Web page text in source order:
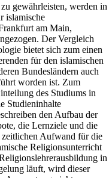
gewährleisten, werden in
islamische
am Main,
Der Vergleich
bietet sich zum einen
für den islamischen
Bundesländern auch
worden ist. Zum
des Studiums in
Studieninhalte
den Aufbau der
die Lernziele und die
zeitlichen Aufwand für die
Religionsunterricht
in
läuft, wird dieser